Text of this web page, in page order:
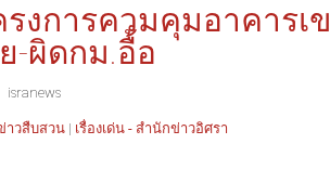
รงการควมคุมอาคารเ
-ผิดกม.อื้อ
isranews
าวสืบสวน | เรื่องเด่น - สำนักข่าวอิศรา